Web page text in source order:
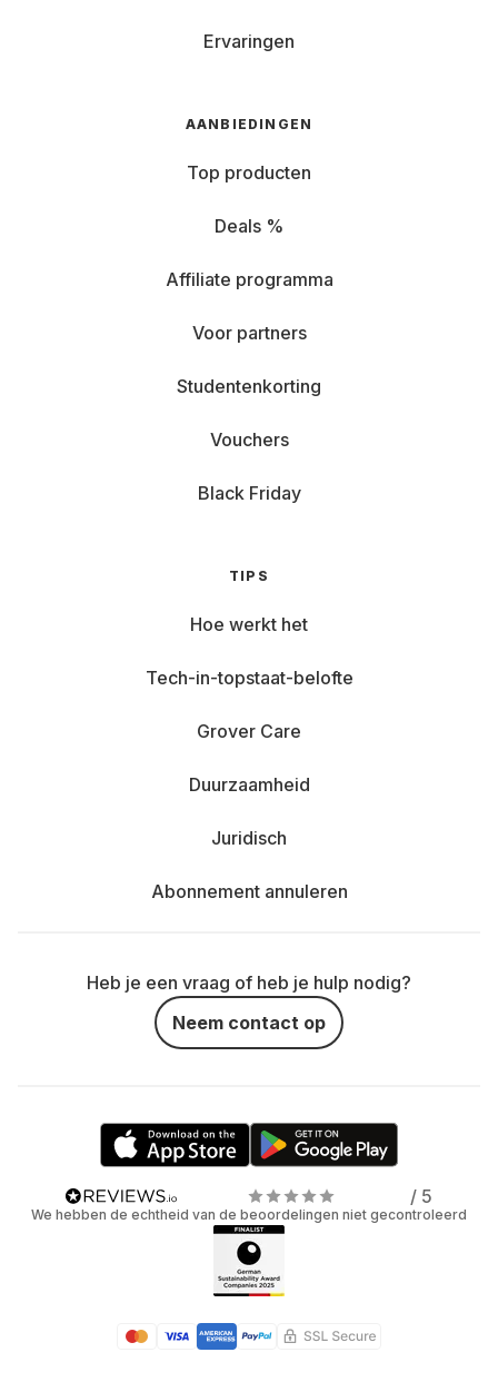
Ervaringen
AANBIEDINGEN
Top producten
Deals %
Affiliate programma
Voor partners
Studentenkorting
Vouchers
Black Friday
TIPS
Hoe werkt het
Tech-in-topstaat-belofte
Grover Care
Duurzaamheid
Juridisch
Abonnement annuleren
Heb je een vraag of heb je hulp nodig?
Neem contact op
/ 5
We hebben de echtheid van de beoordelingen niet gecontroleerd